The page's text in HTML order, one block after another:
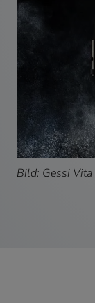
Bild: Gessi Vita